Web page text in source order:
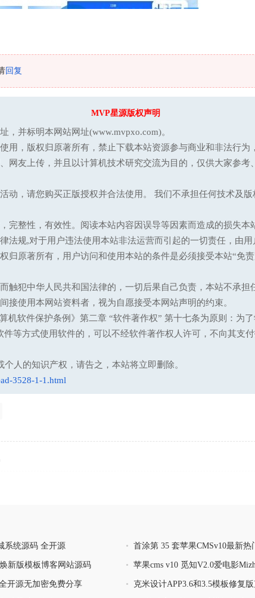
回复
MVP星源版权声明
，并标明本网站网址(www.mvpxo.com)。
用，版权归原著所有，禁止下载本站资源参与商业和非法行为
网友上传，并且以计算机技术研究交流为目的，仅供大家参考
动，请您购买正版授权并合法使用。 我们不承担任何技术及
完整性，有效性。阅读本站内容因误导等因素而造成的损失本
法规,对于用户违法使用本站非法运营而引起的一切责任，由用
归原著所有，用户访问和使用本站的条件是必须接受本站“免
触犯中华人民共和国法律的，一切后果自己负责，本站不承担
接使用本网站资料者，视为自愿接受本网站声明的约束。
机软件保护条例》第二章 “软件著作权” 第十七条为原则：为
等方式使用软件的，可以不经软件著作权人许可，不向其支
人的知识产权，请告之，本站将立即删除。
3528-1-1.html
系统源码 全开源 • 首涂第 35 套苹果CMSv10最新热
新版模板博客网站源码 • 苹果cms v10 觅知V2.0爱电影
开源无加密免费分享 • 克米设计APP3.6和3.5模板修复